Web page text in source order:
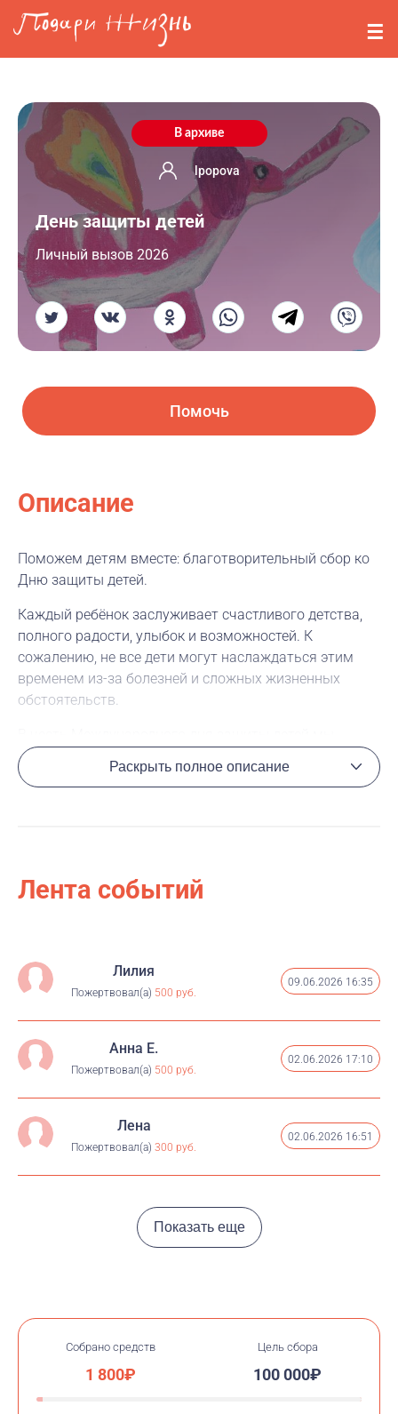
Перейти к основному содержанию
События
Вопросы
Войти
Регистрация
В архиве
lpopova
День защиты детей
Личный вызов 2026
Помочь
Описание
Поможем детям вместе: благотворительный сбор ко
Дню защиты детей.
Каждый ребёнок заслуживает счастливого детства,
полного радости, улыбок и возможностей. К
сожалению, не все дети могут наслаждаться этим
временем из-за болезней и сложных жизненных
обстоятельств.
запускаем благотворительный сбор средств
совместно в поддержку фонда «Подари жизнь». Все
Любая сумма имеет значение. Ваш вклад может
Давайте объединим усилия и подарим детям самое
ценное — здоровье!
Раскрыть полное описание
Лента событий
Лилия
Пожертвовал(а) 500 руб.
09.06.2026 16:35
Анна Е.
Пожертвовал(а) 500 руб.
02.06.2026 17:10
Лена
Пожертвовал(а) 300 руб.
02.06.2026 16:51
Показать еще
Собрано средств
1 800₽
Цель сбора
100 000₽